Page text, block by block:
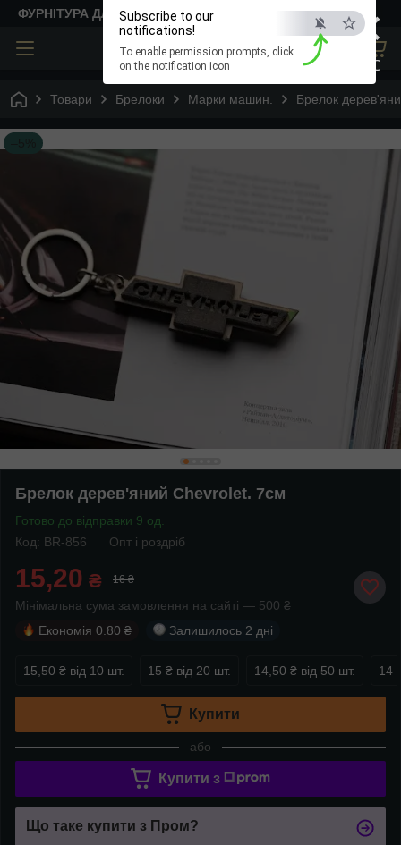
×
ESC
Subscribe to our
notifications!
To enable permission prompts, click
on the notification icon
ФУРНІТУРА ДЛЯ ТВОРЧОСТІ
Товари Брелоки Марки машин. Брелок
Брелок дерев'яний Chevrolet. 7см
Готово до відправки 9 од.
Код: BR-856
Опт і роздріб
15,20 ₴ 16 ₴
Мінімальна сума замовлення на сайті — 500 ₴
Економія 0.80 ₴ Залишилось 2 дні
15,50 ₴ від 10 шт. 15 ₴ від 20 шт. 14,50 ₴ від 50 шт. 14
Купити
або
Купити з
Що таке купити з Пром?